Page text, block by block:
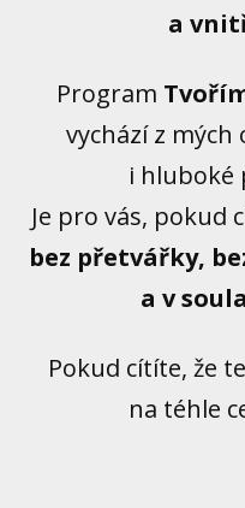
a
Program
vychází z
i hluboké
Je pro vás, pokud
bez přetvářky,
a v
Pokud cítíte, že
na téhle